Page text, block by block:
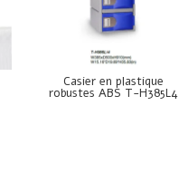
Casier en plastique
robustes ABS T-H385L4